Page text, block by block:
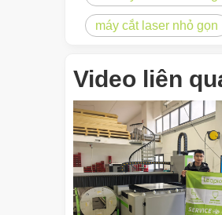
cắt laser trong bối cảnh công nghiệp
máy cắt laser nhỏ gọn
Video liên